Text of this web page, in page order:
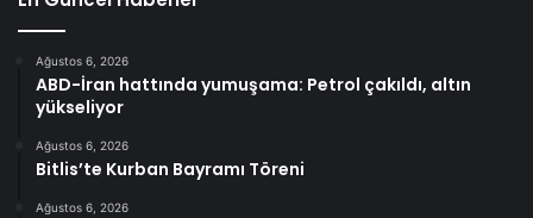
Ağustos 6, 2026
ABD-İran hattında yumuşama: Petrol çakıldı, altın
yükseliyor
Ağustos 6, 2026
Bitlis’te Kurban Bayramı Töreni
Ağustos 6, 2026